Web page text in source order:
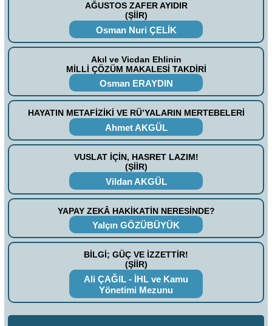
AĞUSTOS ZAFER AYIDIR
(ŞİİR)
Osman Nuri ÇELİK
Akıl ve Vicdan Ehlinin
MİLLİ ÇÖZÜM MAKALESİ TAKDİRİ
Osman ERAYDIN
HAYATIN METAFİZİKİ VE RÜ’YALARIN MERTEBELERİ
Ahmet AKGÜL
VUSLAT İÇİN, HASRET LAZIM!
(ŞİİR)
Vildan AKGÜL
YAPAY ZEKÂ HAKİKATİN NERESİNDE?
Yalçın GÖZÜBÜYÜK
BİLGİ; GÜÇ VE İZZETTİR!
(ŞİİR)
Ali ÇAĞIL - İHL ve Kamu
Yönetimi Mezunu